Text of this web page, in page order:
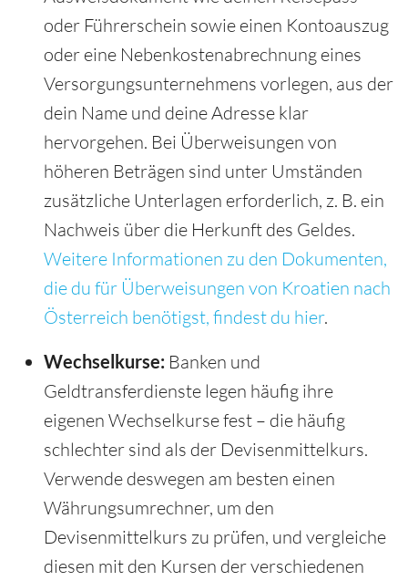
oder Führerschein sowie einen Kontoauszug
oder eine Nebenkostenabrechnung eines
Versorgungsunternehmens vorlegen, aus der
dein Name und deine Adresse klar
hervorgehen. Bei Überweisungen von
höheren Beträgen sind unter Umständen
zusätzliche Unterlagen erforderlich, z. B. ein
Nachweis über die Herkunft des Geldes.
Weitere Informationen zu den Dokumenten,
die du für Überweisungen von Kroatien nach
Österreich benötigst, findest du hier.
Wechselkurse: Banken und
Geldtransferdienste legen häufig ihre
eigenen Wechselkurse fest – die häufig
schlechter sind als der Devisenmittelkurs.
Verwende deswegen am besten einen
Währungsumrechner, um den
Devisenmittelkurs zu prüfen, und vergleiche
diesen mit den Kursen der verschiedenen